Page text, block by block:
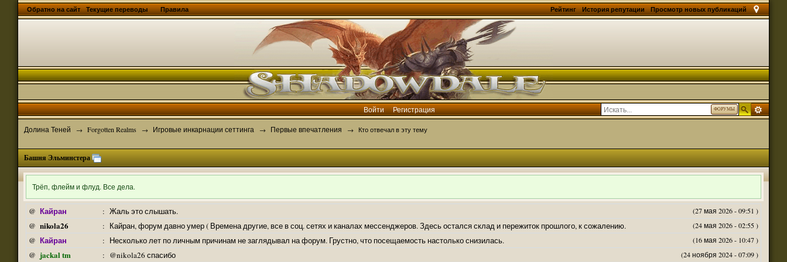
Просмотр новых публикаций
Обратно на сайт Текущие переводы История репутации
Рейтинг
Правила
ФОРУМЫ
Войти Регистрация
Долина Теней → Forgotten Realms → Игровые инкарнации сеттинга → Первые впечатления → Кто отвечал в эту тему
Башня Эльминстера
Трёп, флейм и флуд. Все дела.
@ Кайран : (27 мая 2026 - 09:51 )
Жаль это слышать.
@ nikola26 : (24 мая 2026 - 02:55 )
Кайран, форум давно умер ( Времена другие, все в соц. сетях и каналах мессенджеров. Здесь остался склад и пережиток прошлого, к сожалению.
@ Кайран : (16 мая 2026 - 10:47 )
Несколько лет по личным причинам не заглядывал на форум. Грустно, что посещаемость настолько снизилась.
@ jackal tm : (24 ноября 2024 - 07:09 )
@nikola26 спасибо